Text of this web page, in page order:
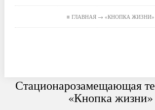
≡ ГЛАВНАЯ→ «КНОПКА ЖИЗНИ»
Стационарозамещающая
«Кнопка жизни»